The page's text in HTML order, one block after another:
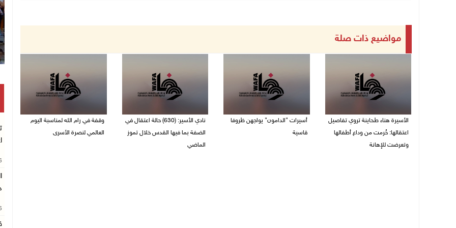
مواضيع ذات صلة
الأسيرة هناء طحاينة تروي تفاصيل
اعتقالها: حُرمت من وداع أطفالها
وتعرضت للإهانة
أسيرات "الدامون" يواجهن ظروفا
قاسية
نادي الأسير: (630) حالة اعتقال في
الضفة بما فيها القدس خلال تموز
الماضي
وقفة في رام الله لمناسبة اليوم
العالمي لنصرة الأسرى